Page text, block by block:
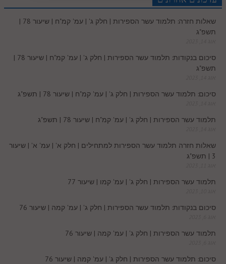
p
o
r
e
I
e
o
k
l
t
r
e
שאלות חזרה: תלמוד עשר הספירות | חלק ג' | עמ' קמ"ח | שיעור 78 |
תשפ"ג
סיכום בנקודות: תלמוד עשר הספירות | חלק ג' | עמ' קמ"ח | שיעור 78 |
תשפ"ג
סיכום: תלמוד עשר הספירות | חלק ג' | עמ' קמ"ח | שיעור 78 | תשפ"ג
תלמוד עשר הספירות | חלק ג' | עמ' קמ"ח | שיעור 78 | תשפ"ג
שאלות חזרה תלמוד עשר הספירות למתחילים | חלק א' | עמ' א' | שיעור
3 | תשפ"ג
תלמוד עשר הספירות | חלק ג' | עמ' קמו | שיעור 77
סיכום בנקודות: תלמוד עשר הספירות | חלק ג' | עמ' קמה | שיעור 76
תלמוד עשר הספירות | חלק ג' | עמ' קמה | שיעור 76
סיכום: תלמוד עשר הספירות | חלק ג' | עמ' קמה | שיעור 76